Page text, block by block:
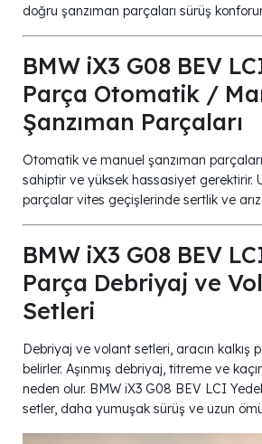
doğru şanzıman parçaları sürüş
BMW iX3 G08 BEV
Parça Otomatik /
Şanzıman Parçaları
Otomatik ve manuel şanzıman
sahiptir ve yüksek hassasiyet gerektirir.
parçalar vites geçişlerinde sertlik ve
BMW iX3 G08 BEV
Parça Debriyaj ve
Setleri
Debriyaj ve volant setleri, aracın kalkış
belirler. Aşınmış debriyaj, titreme ve
neden olur. BMW iX3 G08 BEV LCI
setler, daha yumuşak sürüş ve uzun